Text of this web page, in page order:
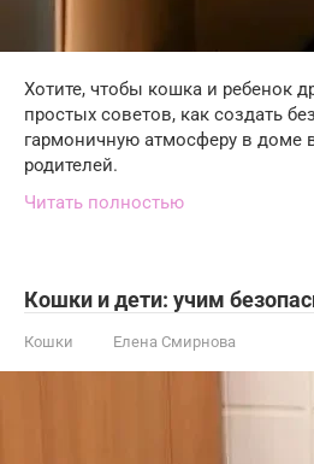
Хотите, чтобы кошка и ребенок
простых советов, как создать
гармоничную атмосферу в доме
родителей.
Читать полностью
Кошки и дети: учим
Кошки Елена Смирнова